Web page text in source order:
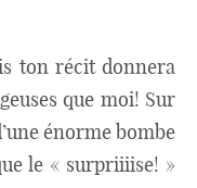
ton récit donnera
que moi! Sur
énorme bombe
le « surpriiiise! »